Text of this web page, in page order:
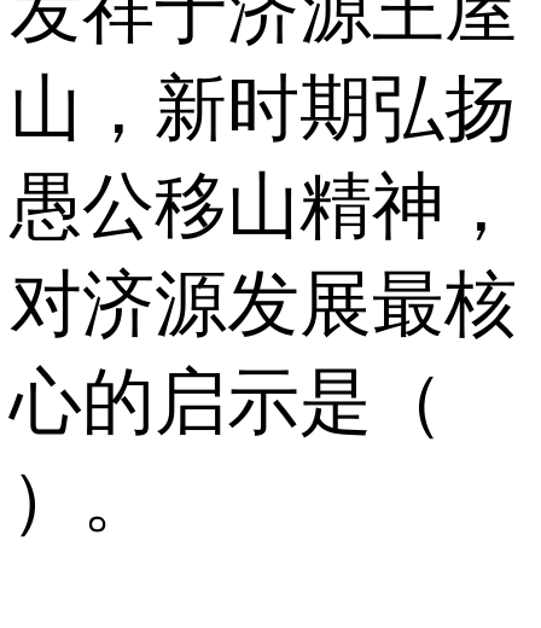
山，新时期弘扬
愚公移山精神，
对济源发展最核
心的启示是（
）。